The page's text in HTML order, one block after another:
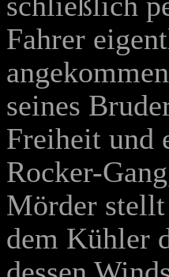
Fahrer
seines
Freiheit und
Rocker-
Mörder stellt
dem Kühler